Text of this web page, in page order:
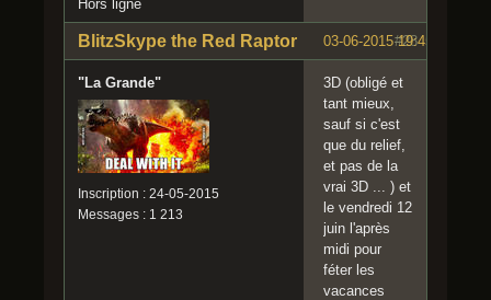
Hors ligne
#28
03-06-2015 19:45:46
BlitzSkype the Red Raptor
"La Grande"
Inscription : 24-05-2015
Messages : 1 213
3D (obligé et
tant mieux,
sauf si c'est
que du relief,
et pas de la
vrai 3D ... ) et
le vendredi 12
juin l'après
midi pour
féter les
vacances